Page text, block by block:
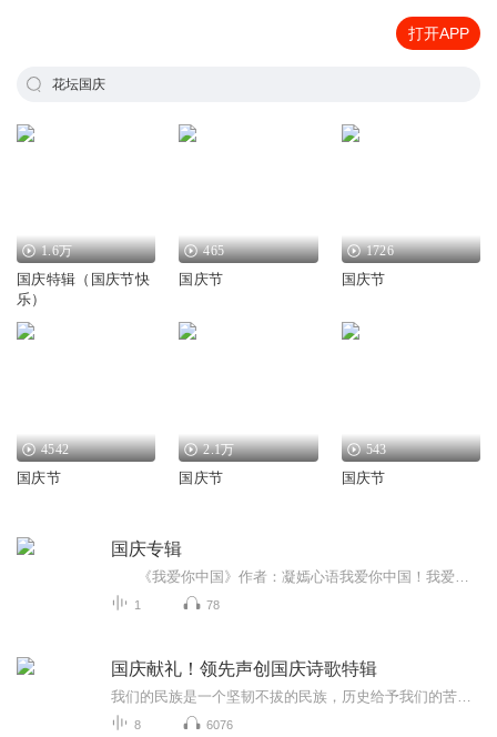
打开APP
花坛国庆
1.6万
国庆特辑（国庆节快
乐）
465
国庆节
1726
国庆节
4542
国庆节
2.1万
国庆节
543
国庆节
国庆专辑
1 78
国庆献礼！领先声创国庆诗歌特辑
8 6076